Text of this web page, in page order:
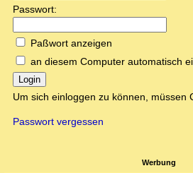
Passwort:
Paßwort anzeigen
an diesem Computer automatisch
Login
Um sich einloggen zu können, müssen
Passwort vergessen
Werbung